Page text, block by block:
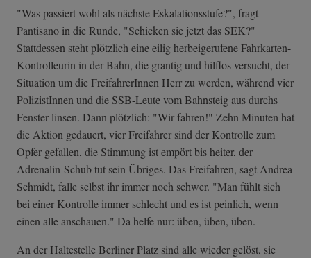
"Was passiert wohl als nächste Eskalationsstufe?", fragt
Pantisano in die Runde, "Schicken sie jetzt das SEK?"
Stattdessen steht plötzlich eine eilig herbeigerufene Fahrkarten-
Kontrolleurin in der Bahn, die grantig und hilflos versucht, der
Situation um die FreifahrerInnen Herr zu werden, während vier
PolizistInnen und die SSB-Leute vom Bahnsteig aus durchs
Fenster linsen. Dann plötzlich: "Wir fahren!" Zehn Minuten hat
die Aktion gedauert, vier Freifahrer sind der Kontrolle zum
Opfer gefallen, die Stimmung ist empört bis heiter, der
Adrenalin-Schub tut sein Übriges. Das Freifahren, sagt Andrea
Schmidt, falle selbst ihr immer noch schwer. "Man fühlt sich
bei einer Kontrolle immer schlecht und es ist peinlich, wenn
einen alle anschauen." Da helfe nur: üben, üben, üben.
An der Haltestelle Berliner Platz sind alle wieder gelöst, sie